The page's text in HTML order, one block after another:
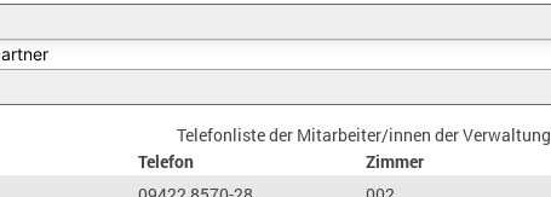
Telefonliste der Mitarbeiter/innen der Verwaltung
Telefon Zimmer